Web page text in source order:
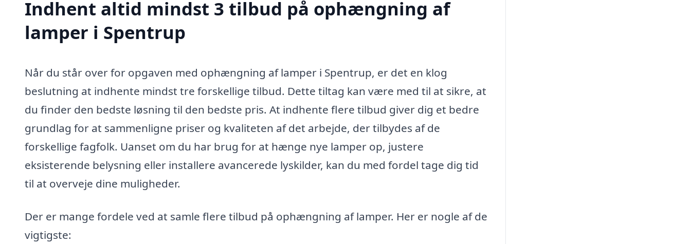
Indhent altid mindst 3 tilbud på ophængning af
lamper i Spentrup
Når du står over for opgaven med ophængning af lamper i Spentrup, er det en klog
beslutning at indhente mindst tre forskellige tilbud. Dette tiltag kan være med til at sikre, at
du finder den bedste løsning til den bedste pris. At indhente flere tilbud giver dig et bedre
grundlag for at sammenligne priser og kvaliteten af det arbejde, der tilbydes af de
forskellige fagfolk. Uanset om du har brug for at hænge nye lamper op, justere
eksisterende belysning eller installere avancerede lyskilder, kan du med fordel tage dig tid
til at overveje dine muligheder.
Der er mange fordele ved at samle flere tilbud på ophængning af lamper. Her er nogle af de
vigtigste: